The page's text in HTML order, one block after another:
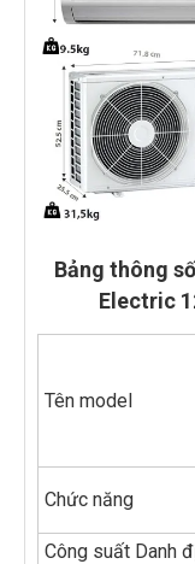
Bảng thông
Electric
Tên model
Chức năng
Công suất Danh